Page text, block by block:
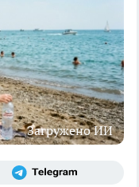
Загружено ИИ